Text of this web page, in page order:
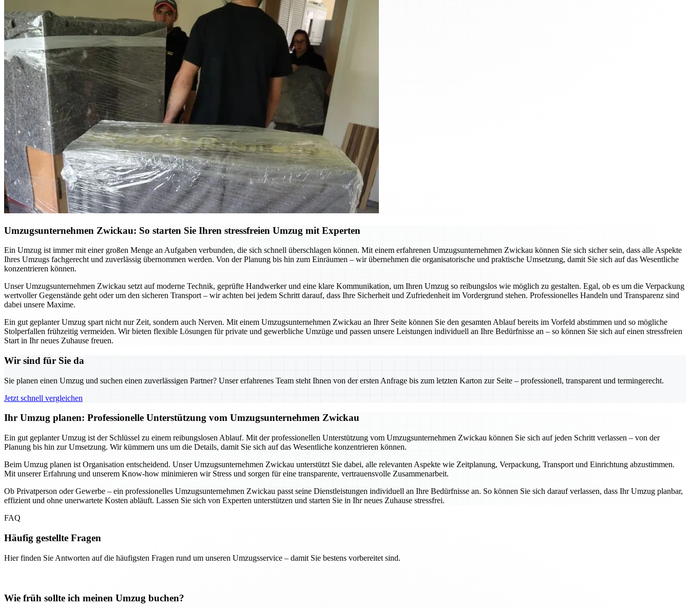
Umzugsunternehmen Zwickau: So starten Sie Ihren stressfreien Umzug mit Experten
Ein Umzug ist immer mit einer großen Menge an Aufgaben verbunden, die sich schnell überschlagen können. Mit einem erfahrenen Umzugsunternehmen Zwickau können Sie sich sicher sein, dass alle Aspekte
Ihres Umzugs fachgerecht und zuverlässig übernommen werden. Von der Planung bis hin zum Einräumen – wir übernehmen die organisatorische und praktische Umsetzung, damit Sie sich auf das Wesentliche
konzentrieren können.
Unser Umzugsunternehmen Zwickau setzt auf moderne Technik, geprüfte Handwerker und eine klare Kommunikation, um Ihren Umzug so reibungslos wie möglich zu gestalten. Egal, ob es um die Verpackung
wertvoller Gegenstände geht oder um den sicheren Transport – wir achten bei jedem Schritt darauf, dass Ihre Sicherheit und Zufriedenheit im Vordergrund stehen. Professionelles Handeln und Transparenz sind
dabei unsere Maxime.
Ein gut geplanter Umzug spart nicht nur Zeit, sondern auch Nerven. Mit einem Umzugsunternehmen Zwickau an Ihrer Seite können Sie den gesamten Ablauf bereits im Vorfeld abstimmen und so mögliche
Stolperfallen frühzeitig vermeiden. Wir bieten flexible Lösungen für private und gewerbliche Umzüge und passen unsere Leistungen individuell an Ihre Bedürfnisse an – so können Sie sich auf einen stressfreien
Start in Ihr neues Zuhause freuen.
Wir sind für Sie da
Sie planen einen Umzug und suchen einen zuverlässigen Partner? Unser erfahrenes Team steht Ihnen von der ersten Anfrage bis zum letzten Karton zur Seite – professionell, transparent und termingerecht.
Jetzt schnell vergleichen
Ihr Umzug planen: Professionelle Unterstützung vom Umzugsunternehmen Zwickau
Ein gut geplanter Umzug ist der Schlüssel zu einem reibungslosen Ablauf. Mit der professionellen Unterstützung vom Umzugsunternehmen Zwickau können Sie sich auf jeden Schritt verlassen – von der
Planung bis hin zur Umsetzung. Wir kümmern uns um die Details, damit Sie sich auf das Wesentliche konzentrieren können.
Beim Umzug planen ist Organisation entscheidend. Unser Umzugsunternehmen Zwickau unterstützt Sie dabei, alle relevanten Aspekte wie Zeitplanung, Verpackung, Transport und Einrichtung abzustimmen.
Mit unserer Erfahrung und unserem Know-how minimieren wir Stress und sorgen für eine transparente, vertrauensvolle Zusammenarbeit.
Ob Privatperson oder Gewerbe – ein professionelles Umzugsunternehmen Zwickau passt seine Dienstleistungen individuell an Ihre Bedürfnisse an. So können Sie sich darauf verlassen, dass Ihr Umzug planbar,
effizient und ohne unerwartete Kosten abläuft. Lassen Sie sich von Experten unterstützen und starten Sie in Ihr neues Zuhause stressfrei.
FAQ
Häufig gestellte Fragen
Hier finden Sie Antworten auf die häufigsten Fragen rund um unseren Umzugsservice – damit Sie bestens vorbereitet sind.
Wie früh sollte ich meinen Umzug buchen?